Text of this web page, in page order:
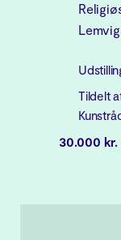
Lemvig
Tildelt
30.000 kr.